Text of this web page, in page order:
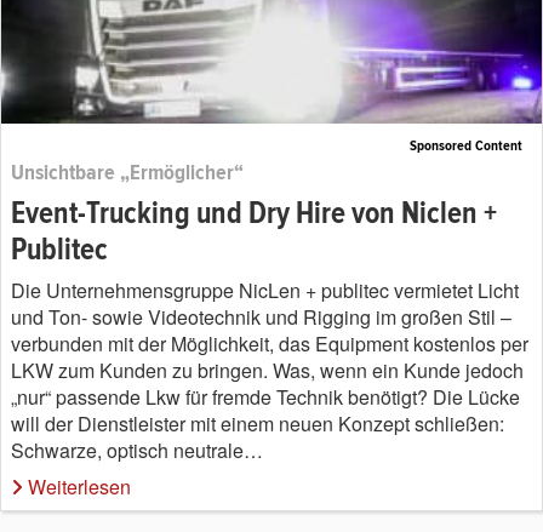
Sponsored Content
Unsichtbare „Ermöglicher“
Event-Trucking und Dry Hire von Niclen +
Publitec
Die Unternehmensgruppe NicLen + publitec vermietet Licht
und Ton- sowie Videotechnik und Rigging im großen Stil –
verbunden mit der Möglichkeit, das Equipment kostenlos per
LKW zum Kunden zu bringen. Was, wenn ein Kunde jedoch
„nur“ passende Lkw für fremde Technik benötigt? Die Lücke
will der Dienstleister mit einem neuen Konzept schließen:
Schwarze, optisch neutrale…
Weiterlesen